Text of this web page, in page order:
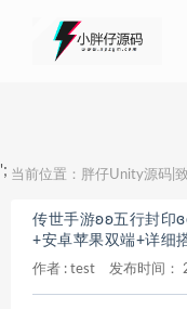
'; 当前位置： 胖仔Unity源码|
传世手游ʚʚ五行封印
+安卓苹果双端+详细
作者 : test 发布时间：